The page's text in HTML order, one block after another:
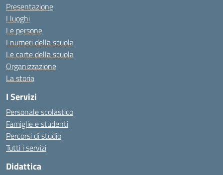
Presentazione
I luoghi
Le persone
I numeri della scuola
Le carte della scuola
Organizzazione
La storia
I Servizi
Personale scolastico
Famiglie e studenti
Percorsi di studio
Tutti i servizi
Didattica